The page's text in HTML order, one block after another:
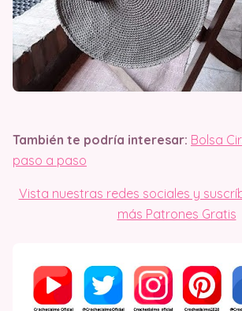
También te podría interesar: Bolsa
paso a paso
Vista nuestras redes sociales y
más Patrones Gratis